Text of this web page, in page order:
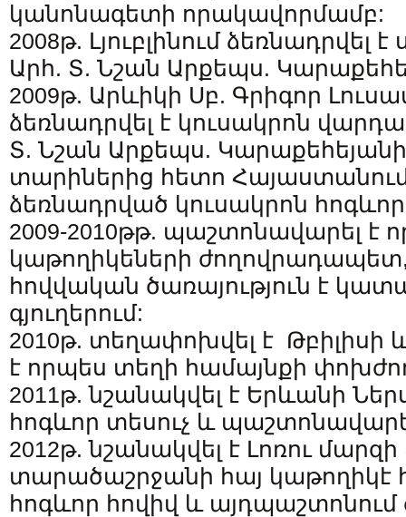
կանոնագետի որակավորմամբ:
2008թ. Լյուբլինում ձեռնադրվել
Արհ. Տ. Նշան Արքեպս.
2009թ. Արևիկի Սբ. Գրիգոր
ձեռնադրվել է կուսակրոն
Տ. Նշան Արքեպս.
տարիներից հետո
ձեռնադրված կուսակրոն
2009-2010թթ. պաշտոնավարել է
կաթողիկեների
հովվական ծառայություն է
գյուղերում:
2010թ. տեղափոխվել է Թբիլիսի
է որպես տեղի համայնքի
2011թ. նշանակվել է Երևանի
հոգևոր տեսուչ և
2012թ. նշանակվել է Լոռու
տարածաշրջանի հայ կաթողիկէ
հոգևոր հովիվ և այդպաշտոնում